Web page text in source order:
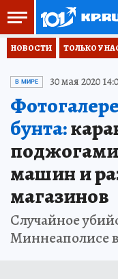
НОВОСТИ ТОЛЬКО У
В МИРЕ 30 мая 2020
бунта:
машин и
магазинов
Случайное
Миннеаполисе